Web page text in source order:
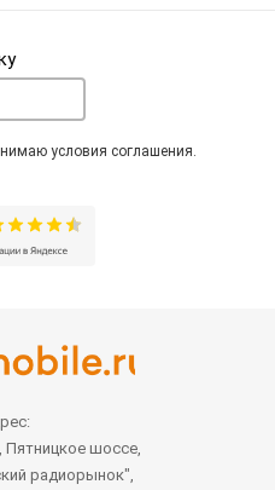
условия соглашения.
Пятницкое шоссе,
радиорынок",